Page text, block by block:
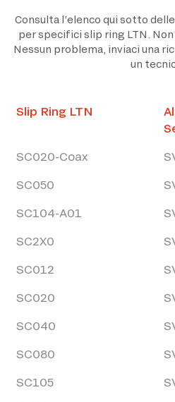
Consulta l’elenco qui sotto
per specifici slip ring LTN.
Nessun problema, inviaci una
un
Slip Ring LTN
SC020-Coax
SC050
SC104-A01
SC2X0
SC012
SC020
SC040
SC080
SC105